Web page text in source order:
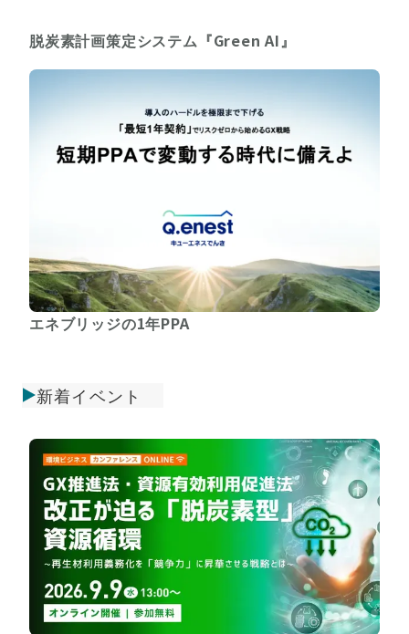
脱炭素計画策定システム『Green AI』
エネブリッジの1年PPA
新着イベント